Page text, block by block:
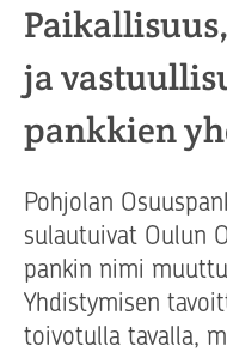
ja
pankkien
Pohjolan
sulautuivat Oulun
pankin nimi
Yhdistymisen
toivotulla tavalla,